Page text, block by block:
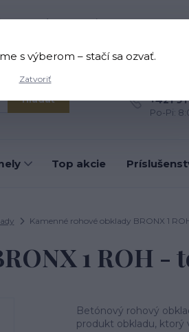
O nás Viac
Hľadať +421
Po-Pi:
Top akcie
Kamenné rohové obklady BRONX 1
1 ROH -
Betónový rohový
produkt obkladu, ktorý
s výberom – stačí sa ozvať.
Zatvoriť